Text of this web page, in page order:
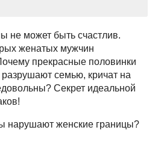
не может быть счастлив.
женатых мужчин
прекрасные половинки
семью, кричат на
Секрет идеальной
нарушают женские границы?